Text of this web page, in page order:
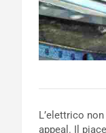
L’elettrico
appeal. Il